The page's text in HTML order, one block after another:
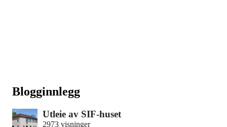
Blogginnlegg
Utleie av SIF-huset
2973 visninger